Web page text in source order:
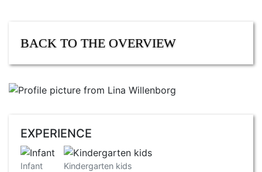
BACK TO THE OVERVIEW
EXPERIENCE
Infant Kindergarten kids